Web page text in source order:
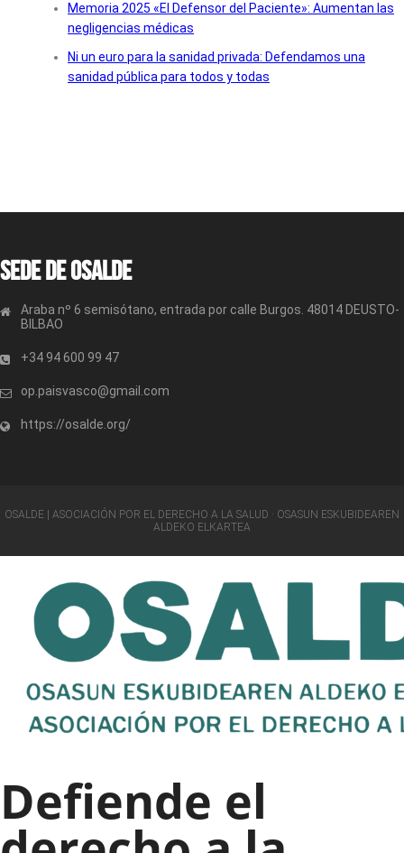
Memoria 2025 «El Defensor del Paciente»: Aumentan las
negligencias médicas
Ni un euro para la sanidad privada: Defendamos una
sanidad pública para todos y todas
Sede de OSALDE
Araba nº 6 semisótano, entrada por calle Burgos. 48014 DEUSTO-
BILBAO
+34 94 600 99 47
op.paisvasco@gmail.com
https://osalde.org/
OSALDE | ASOCIACIÓN POR EL DERECHO A LA SALUD · OSASUN ESKUBIDEAREN
ALDEKO ELKARTEA
Defiende el